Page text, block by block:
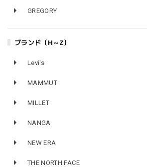
GREGORY
ブランド（H～Z）
Levi's
MAMMUT
MILLET
NANGA
NEW ERA
THE NORTH FACE